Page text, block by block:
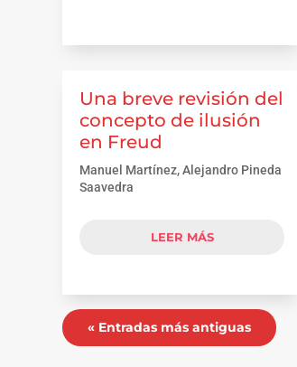
Una breve revisión del
concepto de ilusión
en Freud
Manuel Martínez, Alejandro Pineda
Saavedra
LEER MÁS
« Entradas más antiguas